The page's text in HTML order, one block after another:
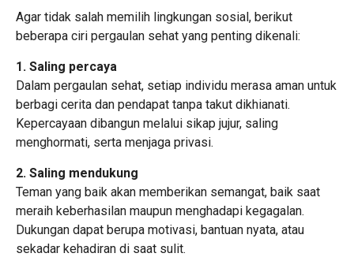
Agar tidak salah memilih lingkungan sosial, berikut
beberapa ciri pergaulan sehat yang penting dikenali:
1. Saling percaya
Dalam pergaulan sehat, setiap individu merasa aman untuk
berbagi cerita dan pendapat tanpa takut dikhianati.
Kepercayaan dibangun melalui sikap jujur, saling
menghormati, serta menjaga privasi.
2. Saling mendukung
Teman yang baik akan memberikan semangat, baik saat
meraih keberhasilan maupun menghadapi kegagalan.
Dukungan dapat berupa motivasi, bantuan nyata, atau
sekadar kehadiran di saat sulit.